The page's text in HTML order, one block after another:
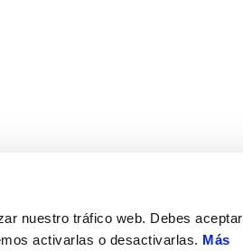
nuestro tráfico web. Debes aceptar
activarlas o desactivarlas. Más